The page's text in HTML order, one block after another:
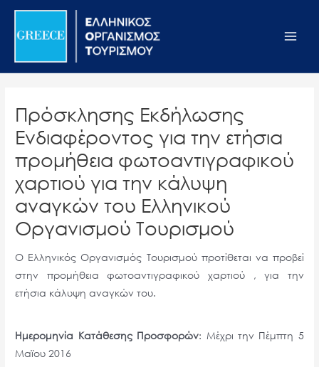
Σημείωση:
ιστότοπος
σύστημα
προσβασιμότητας.
Μετάβαση
περιεχόμενο
Πρόσκλησης Εκδήλωσης
Ενδιαφέροντος για την ετήσια
προμήθεια φωτοαντιγραφικού
χαρτιού για την κάλυψη
αναγκών του Ελληνικού
Οργανισμού Τουρισμού
Ο Ελληνικός Οργανισμός Τουρισμού προτίθεται να προβεί
στην προμήθεια φωτοαντιγραφικού χαρτιού , για την
ετήσια κάλυψη αναγκών του.
Ημερομηνία Κατάθεσης Προσφορών: Μέχρι την Πέμπτη 5
Μαϊου 2016